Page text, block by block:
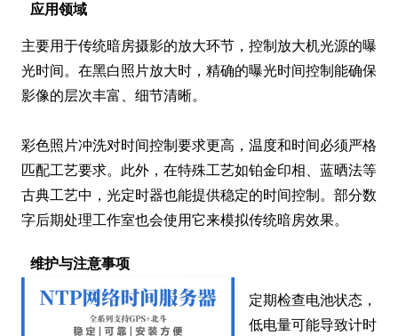
应用领域
主要用于传统暗房摄影的放大环节，控制放大机光源的曝
光时间。在黑白照片放大时，精确的曝光时间控制能确保
影像的层次丰富、细节清晰。
彩色照片冲洗对时间控制要求更高，温度和时间必须严格
匹配工艺要求。此外，在特殊工艺如铂金印相、蓝晒法等
古典工艺中，光定时器也能提供稳定的时间控制。部分数
字后期处理工作室也会使用它来模拟传统暗房效果。
维护与注意事项
定期检查电池状态，
低电量可能导致计时